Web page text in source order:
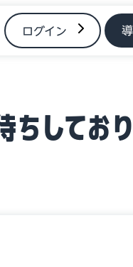
ログイン
しており